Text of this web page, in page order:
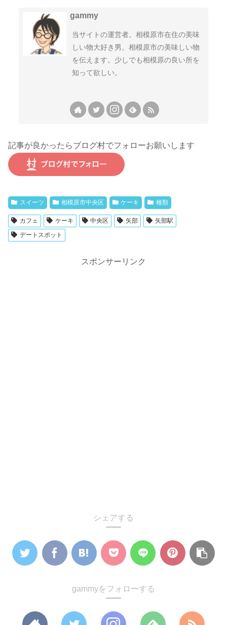
gammy
当サイトの運営者。相模原市在住の美味
しい物大好き男。相模原市の美味しい物
を伝えます。少しでも相模原の良い所を
知って欲しい。
記事が良かったらブログ村でフォローお願いします
スイーツ 相模原市中央区 ケーキ 種類
カフェ ケーキ 中央区 矢部
矢部駅
デートスポット
スポンサーリンク
シェアする
gammyをフォローする